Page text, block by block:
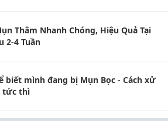
Thâm Nhanh Chóng, Hiệu Quả Tại
2-4 Tuần
biết mình đang bị Mụn Bọc - Cách xử
tức thì